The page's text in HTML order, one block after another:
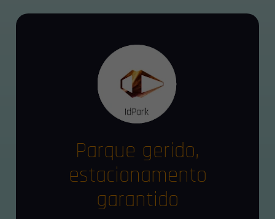
Parque gerido,
estacionamento
garantido